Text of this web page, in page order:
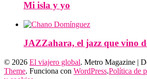
Mi isla y yo
JAZZahara, el jazz que vino
© 2026 El viajero global. Metro Magazine |
Theme. Funciona con WordPress.Política de